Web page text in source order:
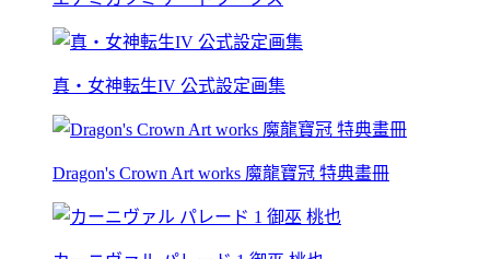
真・女神転生IV 公式設定画集
Dragon's Crown Art works 魔龍寶冠 特典畫冊